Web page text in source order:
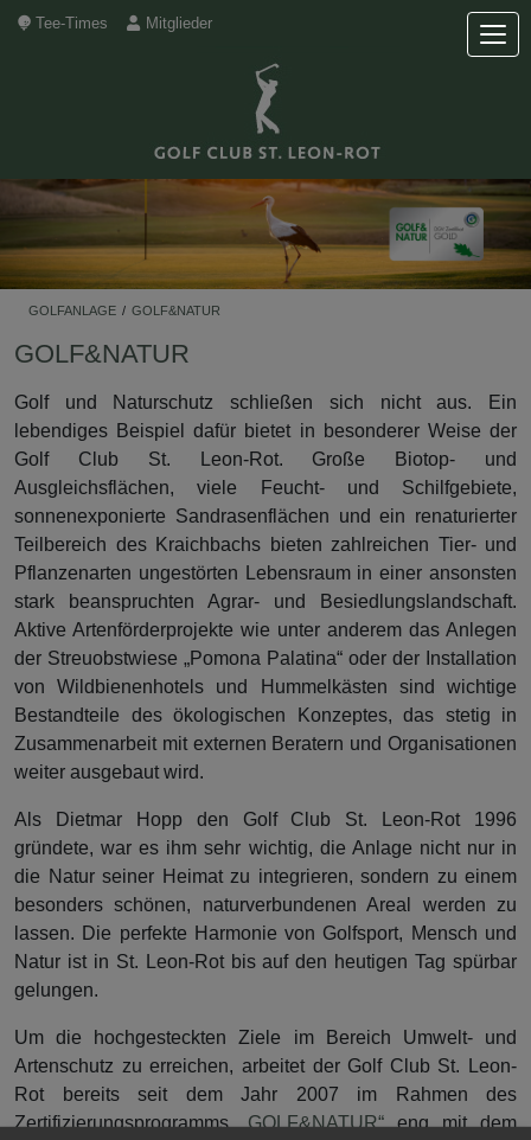
Tee-Times Mitglieder
GOLFANLAGE / GOLF&NATUR
GOLF&NATUR
Golf und Naturschutz schließen sich nicht aus. Ein
lebendiges Beispiel dafür bietet in besonderer Weise der
Golf Club St. Leon-Rot. Große Biotop- und
Ausgleichsflächen, viele Feucht- und Schilfgebiete,
sonnenexponierte Sandrasenflächen und ein renaturierter
Teilbereich des Kraichbachs bieten zahlreichen Tier- und
Pflanzenarten ungestörten Lebensraum in einer ansonsten
stark beanspruchten Agrar- und Besiedlungslandschaft.
Aktive Artenförderprojekte wie unter anderem das Anlegen
der Streuobstwiese „Pomona Palatina“ oder der Installation
von Wildbienenhotels und Hummelkästen sind wichtige
Bestandteile des ökologischen Konzeptes, das stetig in
Zusammenarbeit mit externen Beratern und Organisationen
weiter ausgebaut wird.
Als Dietmar Hopp den Golf Club St. Leon-Rot 1996
gründete, war es ihm sehr wichtig, die Anlage nicht nur in
die Natur seiner Heimat zu integrieren, sondern zu einem
besonders schönen, naturverbundenen Areal werden zu
lassen. Die perfekte Harmonie von Golfsport, Mensch und
Natur ist in St. Leon-Rot bis auf den heutigen Tag spürbar
gelungen.
Um die hochgesteckten Ziele im Bereich Umwelt- und
Artenschutz zu erreichen, arbeitet der Golf Club St. Leon-
Rot bereits seit dem Jahr 2007 im Rahmen des
Zertifizierungsprogramms„GOLF&NATUR“eng mit dem